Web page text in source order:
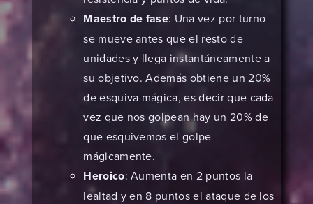
Maestro de fase: Una vez por turno
se mueve antes que el resto de
unidades y llega instantáneamente a
su objetivo. Además obtiene un 20%
de esquiva mágica, es decir que cada
vez que nos golpean hay un 20% de
que esquivemos el golpe
mágicamente.
Heroico: Aumenta en 2 puntos la
lealtad y en 8 puntos el ataque de los